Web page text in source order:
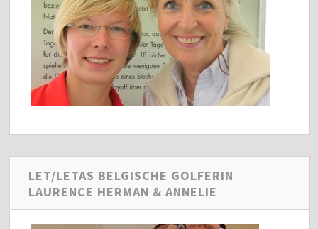
LET/LETAS BELGISCHE GOLFERIN
LAURENCE HERMAN & ANNELIE